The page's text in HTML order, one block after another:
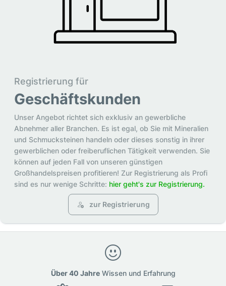
Registrierung für
Geschäftskunden
Unser Angebot richtet sich exklusiv an gewerbliche
Abnehmer aller Branchen. Es ist egal, ob Sie mit Mineralien
und Schmucksteinen handeln oder dieses sonstig in ihrer
gewerblichen oder freiberuflichen Tätigkeit verwenden. Sie
können auf jeden Fall von unseren günstigen
Großhandelspreisen profitieren! Zur Registrierung als Profi
sind es nur wenige Schritte: hier geht's zur Registrierung.
zur Registrierung
Über 40 JahreWissen und Erfahrung